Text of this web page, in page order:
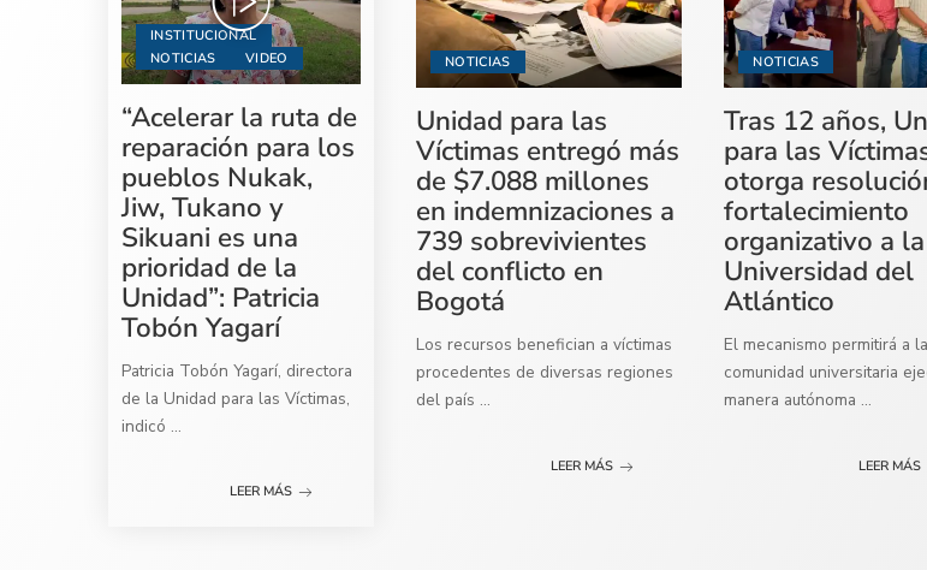
INSTITUCIONAL
NOTICIAS
VIDEO
“Acelerar la ruta de
reparación para los
pueblos Nukak,
Jiw, Tukano y
Sikuani es una
prioridad de la
Unidad”: Patricia
Tobón Yagarí
Patricia Tobón Yagarí, directora
de la Unidad para las Víctimas,
indicó ...
LEER MÁS
NOTICIAS
Unidad para las
Víctimas entregó más
de $7.088 millones
en indemnizaciones a
739 sobrevivientes
del conflicto en
Bogotá
Los recursos benefician a víctimas
procedentes de diversas regiones
del país ...
LEER MÁS
NOTICIAS
Tras 12 años,
para las
otorga
fortalecimiento
organizativo a la
Universidad del
Atlántico
El mecanismo permitirá a la
comunidad universitaria
manera autónoma ...
LEER MÁS